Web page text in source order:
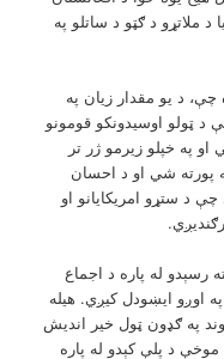
د ملاتړو د ګټو د ساتلو په
چې، د یو مقدار زیان په
د ټولو اوسیدونکو قومونو
په خپلو زیرمو ژر تر
پورته شي او د احسان
د ستړو امریکایانو او
له پاره د اجماع
اوږو ایښودل کیږي. هیله
په ګډون ټول خیر اندیش
د پلې کېدو له پاره